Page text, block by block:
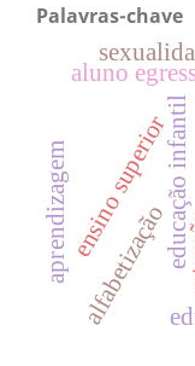
Palavras-chave
educação infantil
ensino superior
aluno
alfabetização
aprendizagem